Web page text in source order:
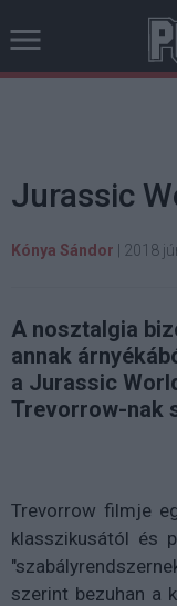
Jurassic
Kónya Sándor 2018
A nosztalgia
annak
a Jurassic
Trevorrow-nak
Trevorrow filmje
klasszikusától és
szerint bezuhan a